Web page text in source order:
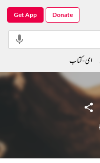
Get App Donate
ای-کتاب